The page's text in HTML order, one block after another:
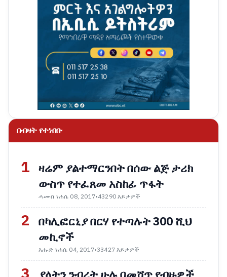
በብዛት የተነበቡ
1 ዛሬም ያልተማርንበት በሰው ልጅ ታሪክ
ውስጥ የተፈጸመ አስከፊ ጥፋት
ሓሙስ ነሐሴ 08, 2017•43290 እይታዎች
2 በካሊፎርኒያ በርሃ የተጣሉት 300 ሺህ
መኪኖች
እሑድ ነሐሴ 04, 2017•33427 እይታዎች